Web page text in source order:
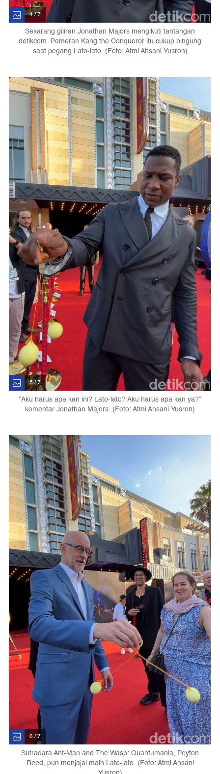
4 / 7
Sekarang giliran Jonathan Majors mengikuti tantangan
detikcom. Pemeran Kang the Conqueror itu cukup bingung
saat pegang Lato-lato. (Foto: Atmi Ahsani Yusron)
5 / 7
“Aku harus apa kan ini? Lato-lato? Aku harus apa kan ya?”
komentar Jonathan Majors. (Foto: Atmi Ahsani Yusron)
6 / 7
Sutradara Ant-Man and The Wasp: Quantumania, Peyton
Reed, pun menjajal main Lato-lato. (Foto: Atmi Ahsani